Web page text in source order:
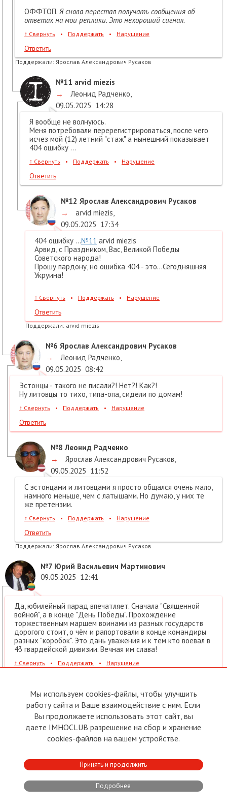
ОФФТОП. Я снова перестал получать сообщения об
ответах на мои реплики. Это нехороший сигнал.
↑ Свернуть • Поддержать • Нарушение
Ответить
Поддержали: Ярослав Александрович Русаков
№11 arvid miezis
→
Леонид Радченко,
09.05.2025 14:28
Я вообще не волнуюсь.
Меня потребовали перерегистрироваться, после чего
исчез мой (12) летний "стаж" а нынешний показывает
404 ошибку ...
↑ Свернуть • Поддержать • Нарушение
Ответить
№12 Ярослав Александрович Русаков
→
arvid miezis,
09.05.2025 17:34
404 ошибку ...№11 arvid miezis
Арвид, с Праздником, Вас, Великой Победы
Советского народа!
Прошу пардону, но ошибка 404 - это...Сегодняшняя
Укруина!
↑ Свернуть • Поддержать • Нарушение
Ответить
Поддержали: arvid miezis
№6 Ярослав Александрович Русаков
→
Леонид Радченко,
09.05.2025 08:42
Эстонцы - такого не писали?! Нет?! Как?!
Ну литовцы то тихо, типа-опа, сидели по домам!
↑ Свернуть • Поддержать • Нарушение
Ответить
№8 Леонид Радченко
→
Ярослав Александрович Русаков,
09.05.2025 11:52
С эстонцами и литовцами я просто общался очень мало,
намного меньше, чем с латышами. Но думаю, у них те
же претензии.
↑ Свернуть • Поддержать • Нарушение
Ответить
Поддержали: Ярослав Александрович Русаков
№7 Юрий Васильевич Мартинович
09.05.2025 12:41
Да, юбилейный парад впечатляет. Сначала "Священной
войной", а в конце "День Победы". Прохождение
торжественным маршем воинами из разных государств
дорогого стоит, о чём и рапортовали в конце командиры
разных "коробок". Это дань уважения и к тем кто воевал в
43 гвардейской дивизии. Вечная им слава!
↑ Свернуть • Поддержать • Нарушение
Поддержали: Ярослав Александрович Русаков, arvid miezis
№10
Ярослав Александрович Русаков
→ Юрий Васильевич Мартинович
09.05.2025
13:15
1. Мавзолей опять задрапирован. Хотя к приезду
товарища Си и гостей из КНДР - стоило бы ИМХО -
2. Отсутствие во время парада на Красной Площади
бойцов и офицеров КНА КНДР.
Мы используем cookies-файлы, чтобы улучшить
работу сайта и Ваше взаимодействие с ним. Если
Вы продолжаете использовать этот сайт, вы
даете IMHOCLUB разрешение на сбор и хранение
cookies-файлов на вашем устройстве.
Принять и продолжить
Подробнее